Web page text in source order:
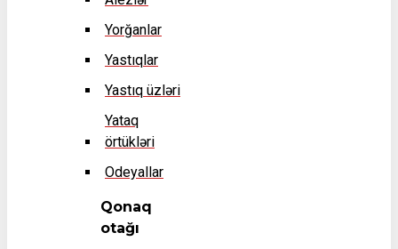
Yorğanlar
Yastıqlar
Yastıq üzləri
Yataq
örtükləri
Odeyallar
Qonaq
otağı